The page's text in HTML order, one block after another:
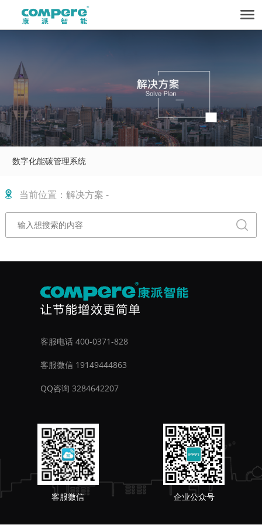
数字化能碳管理系统
当前位置：解决方案 -
客服电话 400-0371-828
客服微信 19149444863
QQ咨询 3284642207
客服微信 企业公众号